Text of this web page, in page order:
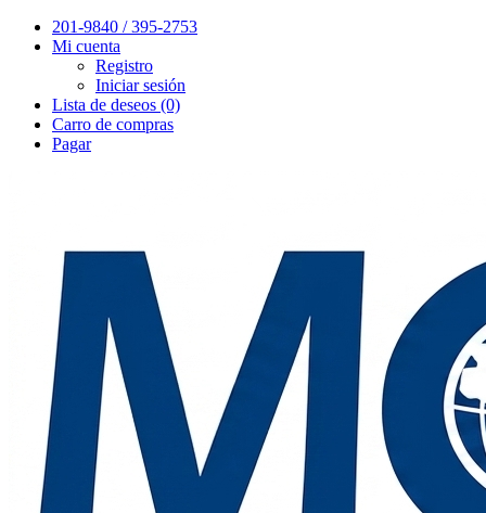
201-9840 / 395-2753
Mi cuenta
Registro
Iniciar sesión
Lista de deseos (0)
Carro de compras
Pagar